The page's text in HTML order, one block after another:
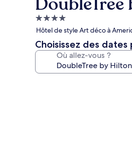
Hébergement
4.0 étoiles
Hôtel de style Art déco à
Choisissez des
Où allez-vous ?